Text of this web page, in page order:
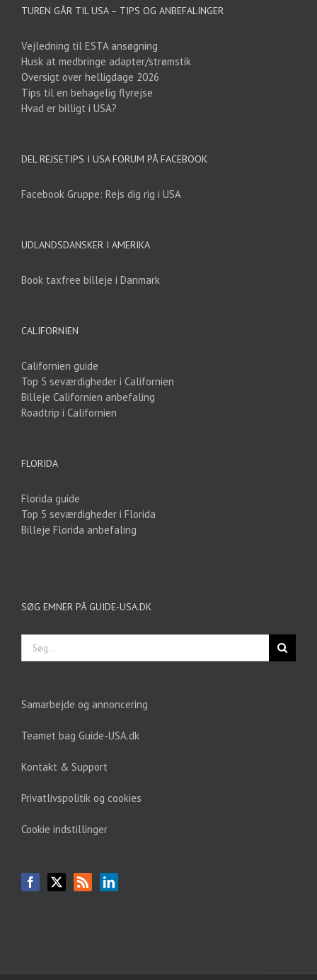
TUREN GÅR TIL USA – TIPS OG ANBEFALINGER
Vejledning til ESTA ansøgning
Husk at medbringe adapter/strømstik
Oversigt over helligdage 2026
Tips til en behagelig flyrejse
Hvad er billigt i USA?
DEL REJSETIPS I USA FORUM PÅ FACEBOOK
Facebook Gruppe: Rejs dig rig i USA
UDLANDSDANSKER I AMERIKA
Book taxfree billeje i Danmark
CALIFORNIEN
Californien guide
Top 5 seværdigheder i Californien
Billeje Californien anbefaling
Roadtrip i Californien
FLORIDA
Florida guide
Top 5 seværdigheder i Florida
Billeje Florida anbefaling
SØG EMNER PÅ GUIDE-USA.DK
Søg
efter:
Samarbejde og annoncering
Teamet bag Guide-USA.dk
Kontakt & Support
Privatlivspolitik og cookies
Cookie indstillinger